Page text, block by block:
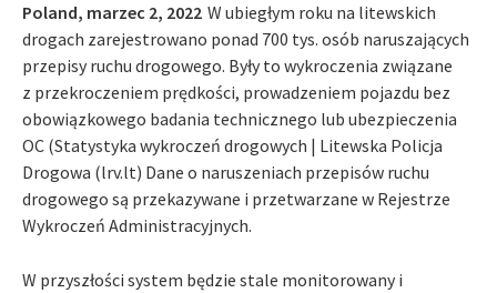
Poland, marzec 2, 2022 W ubiegłym roku na litewskich
drogach zarejestrowano ponad 700 tys. osób naruszających
przepisy ruchu drogowego. Były to wykroczenia związane
z przekroczeniem prędkości, prowadzeniem pojazdu bez
obowiązkowego badania technicznego lub ubezpieczenia
OC (Statystyka wykroczeń drogowych | Litewska Policja
Drogowa (lrv.lt) Dane o naruszeniach przepisów ruchu
drogowego są przekazywane i przetwarzane w Rejestrze
Wykroczeń Administracyjnych.
W przyszłości system będzie stale monitorowany i